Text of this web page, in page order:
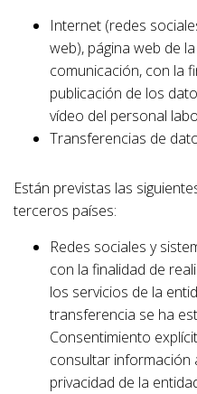
Internet (redes
web), página web de
comunicación, con la
publicación de los
vídeo del personal
Transferencias de
Están previstas las
terceros países:
Redes sociales y
con la finalidad de
los servicios de la
transferencia se ha
Consentimiento
consultar información
privacidad de la